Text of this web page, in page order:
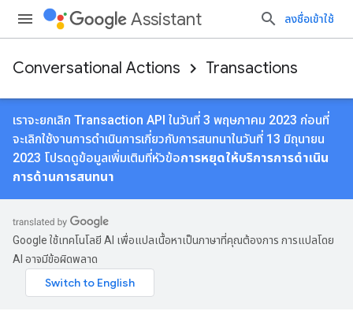
Assistant ลงชื่อเข้าใช้
Conversational Actions Transactions
เราจะยกเลิก Transaction API ในวันที่ 3 พฤษภาคม 2023 ก่อนที่
จะเลิกใช้งานการดําเนินการเกี่ยวกับการสนทนาในวันที่ 13 มิถุนายน
2023 โปรดดูข้อมูลเพิ่มเติมที่หัวข้อการหยุดให้บริการการดําเนิน
การด้านการสนทนา
Google ใช้เทคโนโลยี AI เพื่อแปลเนื้อหาเป็นภาษาที่คุณต้องการ การแปลโดย
AI อาจมีข้อผิดพลาด